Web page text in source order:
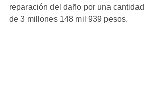
reparación del daño por una cantidad
de 3 millones 148 mil 939 pesos.